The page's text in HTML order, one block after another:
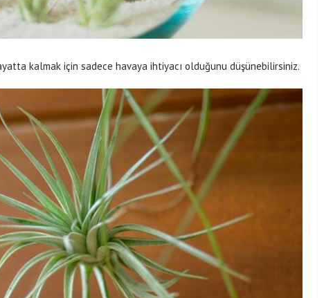
kalmak için sadece havaya ihtiyacı olduğunu düşünebilirsiniz.